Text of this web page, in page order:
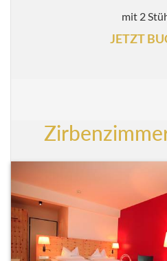
mit 2
JETZT